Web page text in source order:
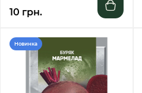
10 грн.
Новинка